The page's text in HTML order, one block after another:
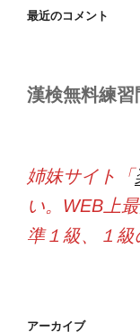
最近のコメント
漢検無料練習
姉妹サイト「
い。WEB上
準１級、１級
アーカイブ